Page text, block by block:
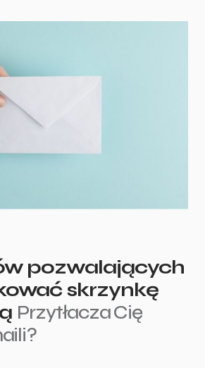
pozwalających
skrzynkę
Przytłacza Cię